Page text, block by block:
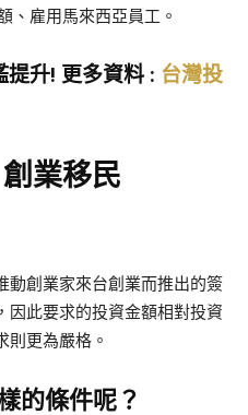
、雇用馬來西亞員工。
升! 更多資料 : 台灣投
業移民
動創業家來台創業而推出的簽
因此要求的投資金額相對投資
則更為嚴格。
的條件呢？